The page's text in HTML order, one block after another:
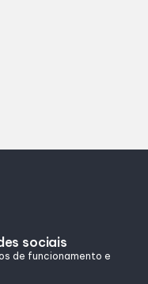
sociais
de funcionamento e